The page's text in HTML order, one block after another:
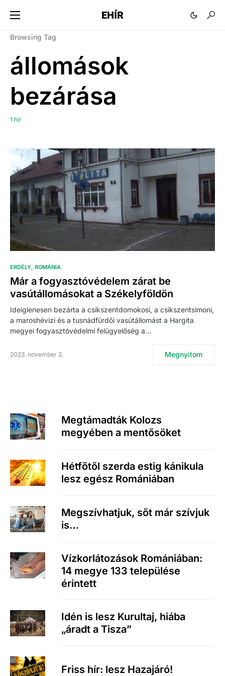
EHÍR
Browsing Tag
állomások
bezárása
1 hír
ERDÉLY ROMÁNIA
Már a fogyasztóvédelem zárat be
vasútállomásokat a Székelyföldön
Ideiglenesen bezárta a csíkszentdomokosi, a csíkszentsimoni,
a maroshévízi és a tusnádfürdői vasútállomást a Hargita
megyei fogyasztóvédelmi felügyelőség a…
2023. november 2. Megnyitom
Megtámadták Kolozs
megyében a mentősöket
Hétfőtől szerda estig kánikula
lesz egész Romániában
Megszívhatjuk, sőt már szívjuk
is…
Vízkorlátozások Romániában:
14 megye 133 települése
érintett
Idén is lesz Kurultaj, hiába
„áradt a Tisza”
Friss hír: lesz Hazajáró!